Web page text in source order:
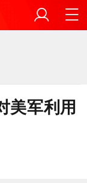
美军利用